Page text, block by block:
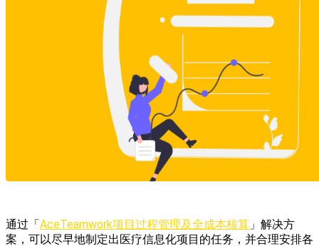
通过「 AceTeamwork项目过程管理及全成本核算 」解决方
案，可以尽早地制定出医疗信息化项目的任务，并合理安排各